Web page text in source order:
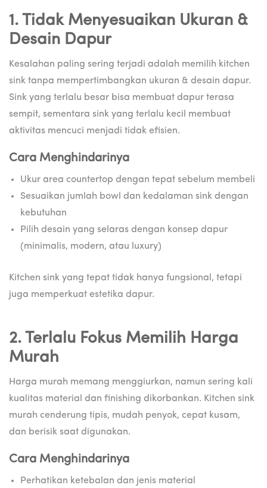
1. Tidak Menyesuaikan Ukuran &
Desain Dapur
Kesalahan paling sering terjadi adalah memilih kitchen
sink tanpa mempertimbangkan ukuran & desain dapur.
Sink yang terlalu besar bisa membuat dapur terasa
sempit, sementara sink yang terlalu kecil membuat
aktivitas mencuci menjadi tidak efisien.
Cara Menghindarinya
Ukur area countertop dengan tepat sebelum membeli
Sesuaikan jumlah bowl dan kedalaman sink dengan
kebutuhan
Pilih desain yang selaras dengan konsep dapur
(minimalis, modern, atau luxury)
Kitchen sink yang tepat tidak hanya fungsional, tetapi
juga memperkuat estetika dapur.
2. Terlalu Fokus Memilih Harga
Murah
Harga murah memang menggiurkan, namun sering kali
kualitas material dan finishing dikorbankan. Kitchen sink
murah cenderung tipis, mudah penyok, cepat kusam,
dan berisik saat digunakan.
Cara Menghindarinya
Perhatikan ketebalan dan jenis material